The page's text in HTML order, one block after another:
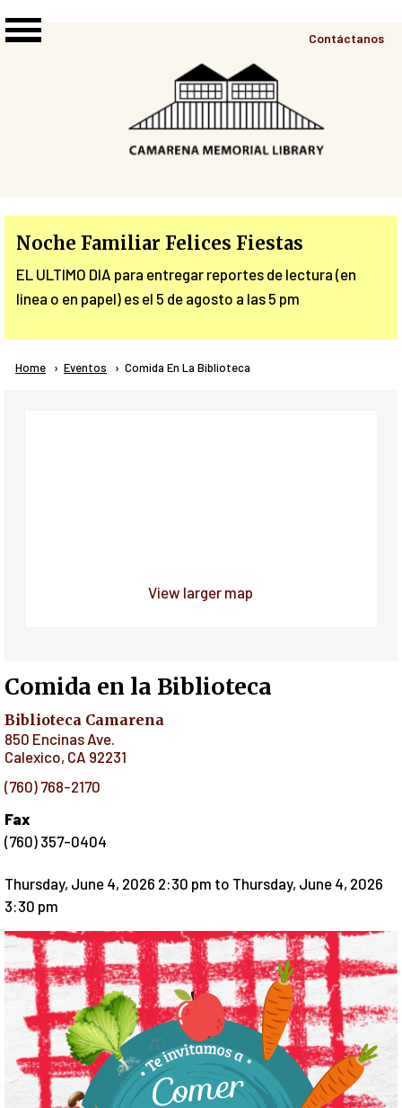
Top
Menu
Contáctanos
Noche Familiar Felices Fiestas
EL ULTIMO DIA para entregar reportes de lectura (en
linea o en papel) es el 5 de agosto a las 5 pm
Breadcrumb
Home Eventos Current:
Comida En La Biblioteca
View larger map
Comida en la Biblioteca
Biblioteca Camarena
850 Encinas Ave.
Calexico, CA 92231
(760) 768-2170
Fax
(760) 357-0404
Thursday, June 4, 2026 2:30 pm to Thursday, June 4, 2026
3:30 pm